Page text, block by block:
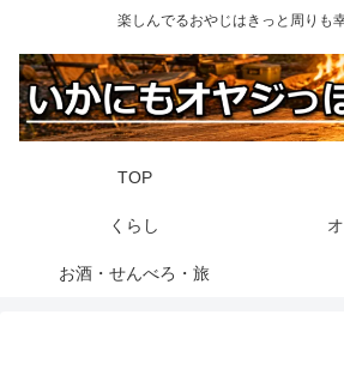
楽しんでるおやじはきっと周りも
TOP
くらし
お酒・せんべろ・旅